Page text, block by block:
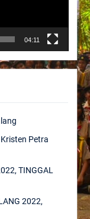
04:11
Petra
TINGGAL
2022,